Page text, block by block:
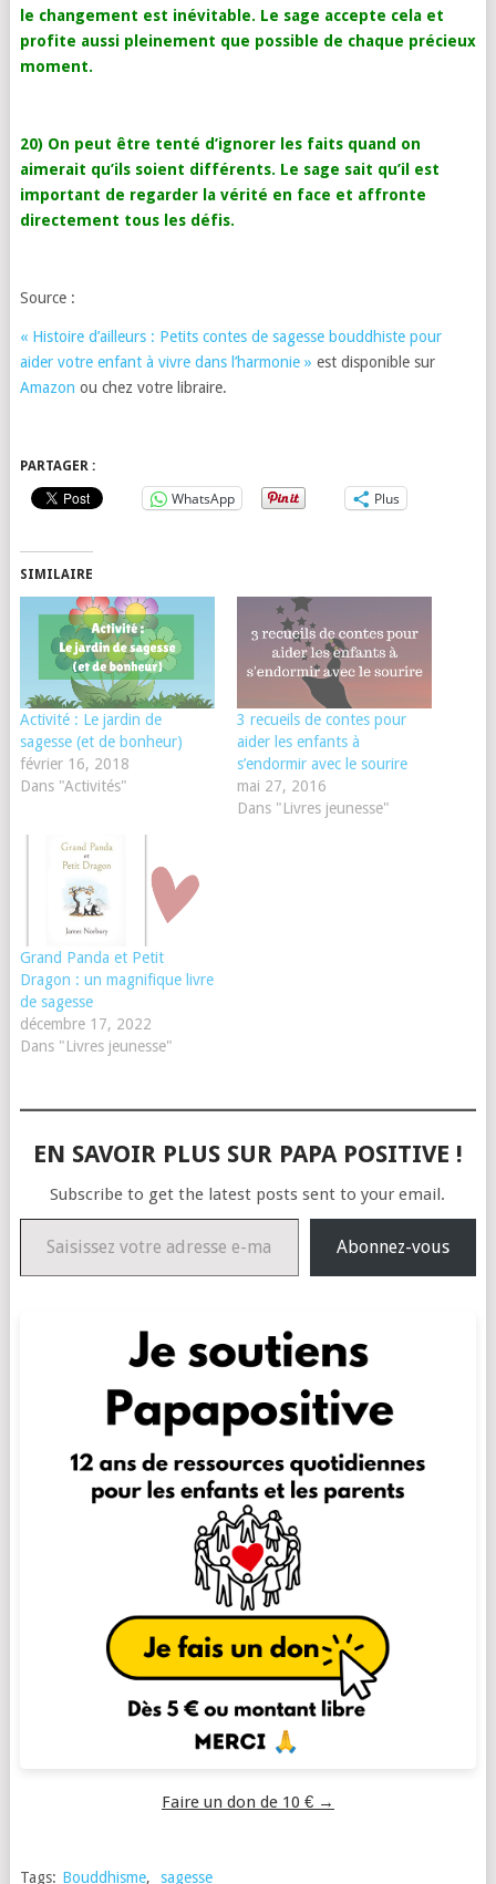
le changement est inévitable. Le sage accepte cela et
profite aussi pleinement que possible de chaque précieux
moment.
20) On peut être tenté d’ignorer les faits quand on
aimerait qu’ils soient différents. Le sage sait qu’il est
important de regarder la vérité en face et affronte
directement tous les défis.
Source :
« Histoire d’ailleurs : Petits contes de sagesse bouddhiste pour
aider votre enfant à vivre dans l’harmonie » est disponible sur
Amazon ou chez votre libraire.
PARTAGER :
WhatsApp Plus
SIMILAIRE
Activité : Le jardin de
sagesse (et de bonheur)
février 16, 2018
Dans "Activités"
3 recueils de contes pour
aider les enfants à
s’endormir avec le sourire
mai 27, 2016
Dans "Livres jeunesse"
Grand Panda et Petit
Dragon : un magnifique livre
de sagesse
décembre 17, 2022
Dans "Livres jeunesse"
EN SAVOIR PLUS SUR PAPA POSITIVE !
Subscribe to get the latest posts sent to your email.
Saisissez votre adresse e-mail…
Abonnez-vous
Faire un don de 10 € →
Tags: Bouddhisme, sagesse